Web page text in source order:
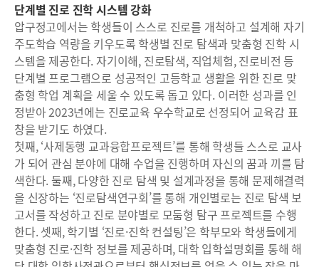
단계별 진로 진학 시스템 강화
압구정고에서는 학생들이 스스로 진로를 개척하고 설계해 자기
주도학습 역량을 키우도록 학생별 진로 탐색과 맞춤형 진학 시
스템을 제공한다. 자기이해, 진로탐색, 직업체험, 진로비전 등
단계별 프로그램으로 성공적인 고등학교 생활을 위한 진로 맞
춤형 학업 계획을 세울 수 있도록 돕고 있다. 이러한 성과를 인
정받아 2023년에는 진로교육 우수학교로 선정되어 교육감 표
창을 받기도 하였다.
첫째, ‘사제동행 교과융합프로젝트’를 통해 학생들 스스로 교사
가 되어 관심 분야에 대해 수업을 진행하며 자신의 꿈과 끼를 탐
색한다. 둘째, 다양한 진로 탐색 및 설계과정을 통해 문제해결력
을 신장하는 ‘진로탐색연구회’를 통해 개인별로는 진로 탐색 보
고서를 작성하고 진로 분야별로 모둠형 탐구 프로젝트를 수행
한다. 셋째, 학기별 ‘진로·진학 컨설팅’은 학부모와 학생들에게
맞춤형 진로·진학 정보를 제공하며, 대학 입학설명회를 통해 해